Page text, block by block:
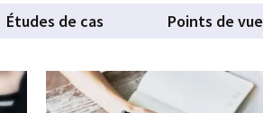
Études de cas Points de vue